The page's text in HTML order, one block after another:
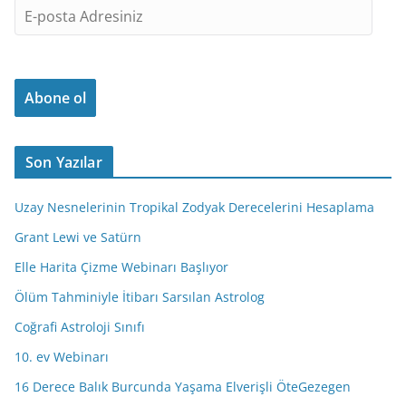
-
o
t
a
r
e
n
i
Abone ol
Son Yazılar
Uzay Nesnelerinin Tropikal Zodyak Derecelerini Hesaplama
Grant Lewi ve Satürn
Elle Harita Çizme Webinarı Başlıyor
Ölüm Tahminiyle İtibarı Sarsılan Astrolog
Coğrafi Astroloji Sınıfı
10. ev Webinarı
16 Derece Balık Burcunda Yaşama Elverişli ÖteGezegen